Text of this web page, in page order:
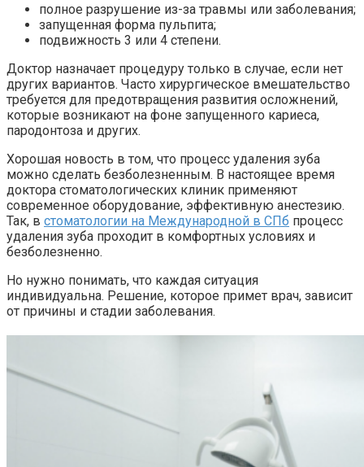
полное разрушение из-за травмы или заболевания;
запущенная форма пульпита;
подвижность 3 или 4 степени.
Доктор назначает процедуру только в случае, если нет
других вариантов. Часто хирургическое вмешательство
требуется для предотвращения развития осложнений,
которые возникают на фоне запущенного кариеса,
пародонтоза и других.
Хорошая новость в том, что процесс удаления зуба
можно сделать безболезненным. В настоящее время
доктора стоматологических клиник применяют
современное оборудование, эффективную анестезию.
Так, в стоматологии на Международной в СПб процесс
удаления зуба проходит в комфортных условиях и
безболезненно.
Но нужно понимать, что каждая ситуация
индивидуальна. Решение, которое примет врач, зависит
от причины и стадии заболевания.